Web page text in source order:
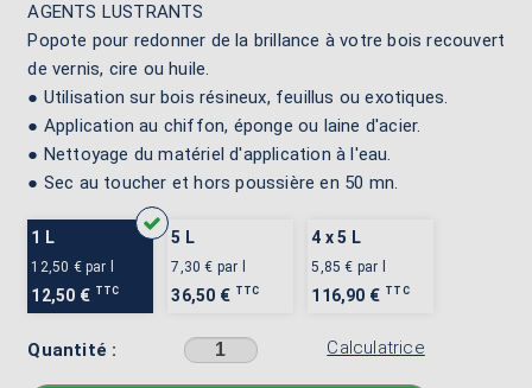
AGENTS LUSTRANTS
Popote pour redonner de la brillance à votre bois recouvert
de vernis, cire ou huile.
● Utilisation sur bois résineux, feuillus ou exotiques.
● Application au chiffon, éponge ou laine d'acier.
● Nettoyage du matériel d'application à l'eau.
● Sec au toucher et hors poussière en 50 mn.
1 L
12,50 €par l
12,50 € TTC
5 L
7,30 € par l
36,50 € TTC
4 x 5 L
5,85 € par l
116,90 € TTC
Quantité : Calculatrice
Sélectionner une couleur avant d'ajouter au panier